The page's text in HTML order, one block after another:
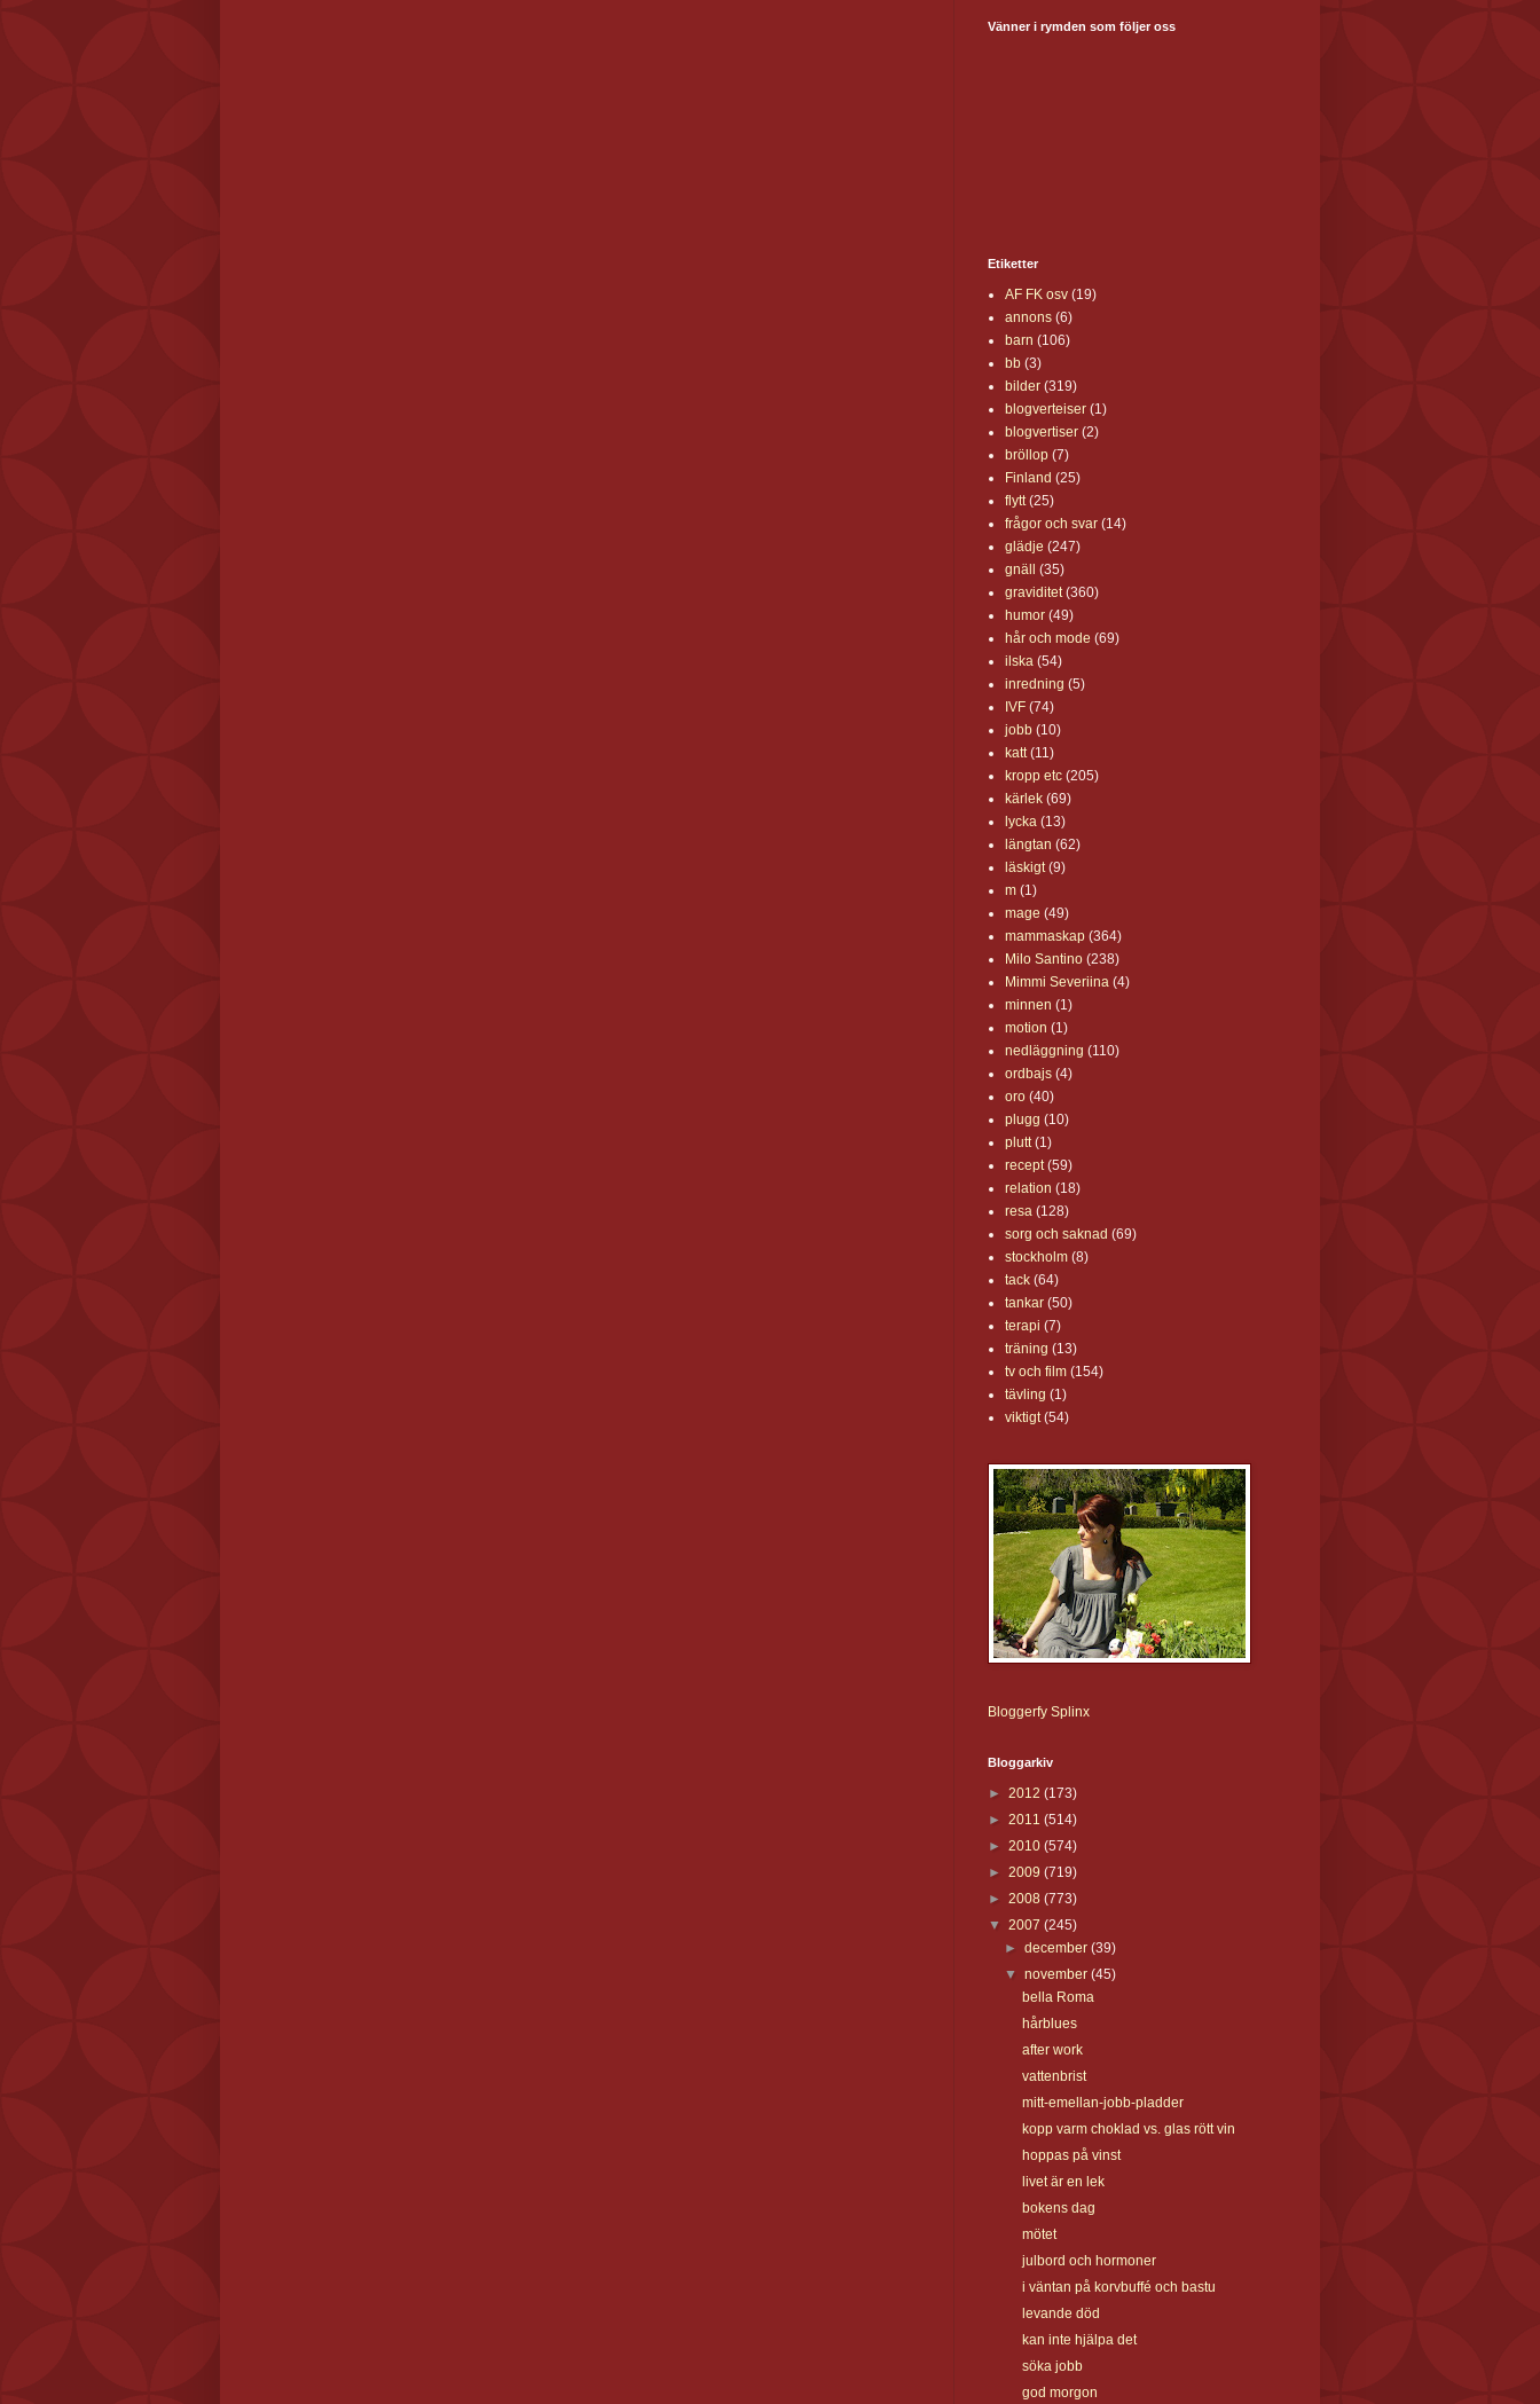
Vänner i rymden som följer oss
Etiketter
AF FK osv (19)
annons (6)
barn (106)
bb (3)
bilder (319)
blogverteiser (1)
blogvertiser (2)
bröllop (7)
Finland (25)
flytt (25)
frågor och svar (14)
glädje (247)
gnäll
(35)
graviditet (360)
humor (49)
hår och mode (69)
ilska (54)
inredning (5)
IVF (74)
jobb (10)
katt (11)
kropp etc (205)
kärlek (69)
lycka (13)
längtan (62)
läskigt (9)
m (1)
mage (49)
mammaskap (364)
Milo Santino (238)
Mimmi Severiina (4)
minnen (1)
motion (1)
nedläggning (110)
ordbajs (4)
oro (40)
plugg (10)
plutt (1)
recept (59)
relation (18)
resa (128)
sorg och saknad (69)
stockholm (8)
tack (64)
tankar (50)
terapi (7)
träning (13)
tv och film (154)
tävling (1)
viktigt (54)
Bloggerfy Splinx
Bloggarkiv
► 2012 (173)
► 2011 (514)
► 2010 (574)
► 2009 (719)
► 2008 (773)
▼ 2007 (245)
►december(39)
▼november(45)
bella Roma
hårblues
after work
vattenbrist
mitt-emellan-jobb-pladder
kopp varm choklad vs. glas rött vin
hoppas på vinst
livet är en lek
bokens dag
mötet
julbord och hormoner
i väntan på korvbuffé och bastu
levande död
kan inte hjälpa det
söka jobb
god morgon